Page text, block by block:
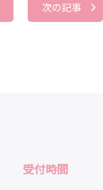
次の記事
受付時間